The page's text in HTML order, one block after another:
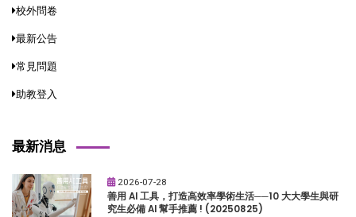
校外問卷
最新公告
常見問題
助教登入
最新消息
2026-07-28
善用 AI 工具，打造高效率學術生活──10 大大學生與研
究生必備 AI 幫手推薦 ! (20250825)